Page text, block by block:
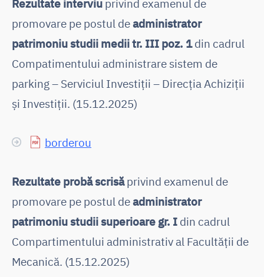
Rezultate interviu privind examenul de
promovare pe postul deadministrator
patrimoniu studii medii tr. III poz. 1din cadrul
Compatimentului administrare sistem de
parking – Serviciul Investiții – Direcția Achiziții
și Investiții. (15.12.2025)
borderou
Rezultate probă scrisăprivind examenul de
promovare pe postul deadministrator
patrimoniu studii superioare gr. I din cadrul
Compartimentului administrativ al Facultății de
Mecanică. (15.12.2025)